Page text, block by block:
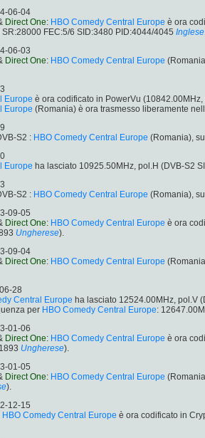
06-04
Direct One: HBO Comedy Central Europe è ora
FEC:5/6 SID:3480 PID:4044/4045 Inglese
06-03
Direct One: HBO Comedy Central Europe
Europe è ora codificato in PowerVu
Europe (Romania) è ora trasmesso liberamente
S2 : HBO Comedy Central Europe (Romania),
Europe ha lasciato 10925.50MHz, pol.H (DVB-S2
S2 : HBO Comedy Central Europe (Romania),
09-05
Direct One: HBO Comedy Central Europe è ora
Ungherese).
09-04
Direct One: HBO Comedy Central Europe
28
Central Europe ha lasciato 12524.00MHz, pol.V
per HBO Comedy Central Europe:
01-06
Direct One: HBO Comedy Central Europe è ora
Ungherese).
01-05
Direct One: HBO Comedy Central Europe
).
12-15
HBO Comedy Central Europe è ora codificato in